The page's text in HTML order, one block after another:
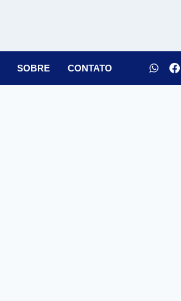
SOBRE CONTATO